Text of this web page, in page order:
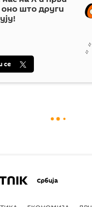
оно што други
се
Србија